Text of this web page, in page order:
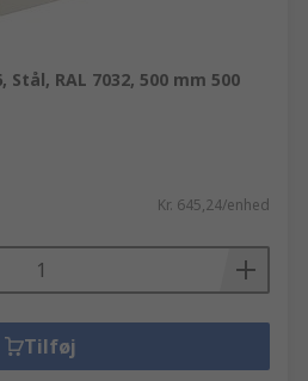
Stål, RAL 7032, 500 mm 500
Kr. 645,24/enhed
Tilføj